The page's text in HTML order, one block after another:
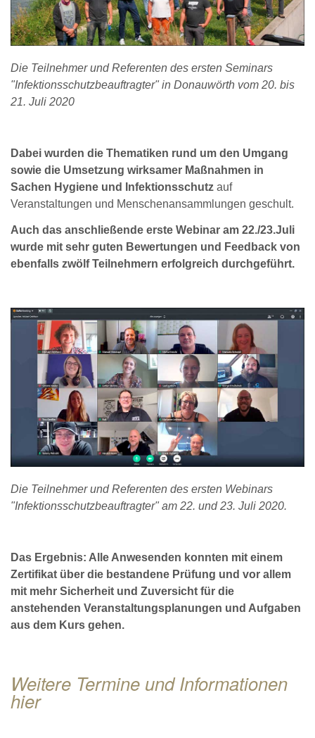
Die Teilnehmer und Referenten des ersten Seminars
"Infektionsschutzbeauftragter" in Donauwörth vom 20. bis
21. Juli 2020
Dabei wurden die Thematiken rund um den Umgang
sowie die Umsetzung wirksamer Maßnahmen in
Sachen Hygiene und Infektionsschutz auf
Veranstaltungen und Menschenansammlungen geschult.
Auch das anschließende erste Webinar am 22./23.Juli
wurde mit sehr guten Bewertungen und Feedback von
ebenfalls zwölf Teilnehmern erfolgreich durchgeführt.
Die Teilnehmer und Referenten des ersten Webinars
"Infektionsschutzbeauftragter" am 22. und 23. Juli 2020.
Das Ergebnis: Alle Anwesenden konnten mit einem
Zertifikat über die bestandene Prüfung und vor allem
mit mehr Sicherheit und Zuversicht für die
anstehenden Veranstaltungsplanungen und Aufgaben
aus dem Kurs gehen.
Weitere Termine und Informationen
hier